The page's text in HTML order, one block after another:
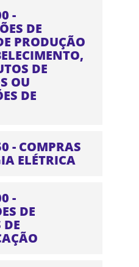
-
DE
PRODUÇÃO
DE
OU
DE
- COMPRAS
ELÉTRICA
-
DE
DE